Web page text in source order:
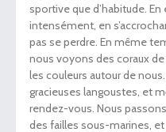
sportive que d’habitude.
intensément, en
pas se perdre. En même
nous voyons des coraux
les couleurs autour de
gracieuses langoustes, et
rendez-vous. Nous
des failles sous-marines,